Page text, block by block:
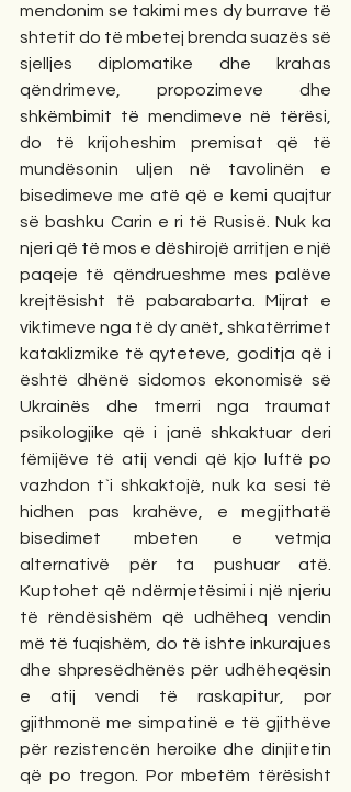
mendonim se takimi mes dy burrave të
shtetit do të mbetej brenda suazës së
sjelljes diplomatike dhe krahas
qëndrimeve, propozimeve dhe
shkëmbimit të mendimeve në tërësi,
do të krijoheshim premisat që të
mundësonin uljen në tavolinën e
bisedimeve me atë që e kemi quajtur
së bashku Carin e ri të Rusisë. Nuk ka
njeri që të mos e dëshirojë arritjen e një
paqeje të qëndrueshme mes palëve
krejtësisht të pabarabarta. Mijrat e
viktimeve nga të dy anët, shkatërrimet
kataklizmike të qyteteve, goditja që i
është dhënë sidomos ekonomisë së
Ukrainës dhe tmerri nga traumat
psikologjike që i janë shkaktuar deri
fëmijëve të atij vendi që kjo luftë po
vazhdon t`i shkaktojë, nuk ka sesi të
hidhen pas krahëve, e megjithatë
bisedimet mbeten e vetmja
alternativë për ta pushuar atë.
Kuptohet që ndërmjetësimi i një njeriu
të rëndësishëm që udhëheq vendin
më të fuqishëm, do të ishte inkurajues
dhe shpresëdhënës për udhëheqësin
e atij vendi të raskapitur, por
gjithmonë me simpatinë e të gjithëve
për rezistencën heroike dhe dinjitetin
që po tregon. Por mbetëm tërësisht